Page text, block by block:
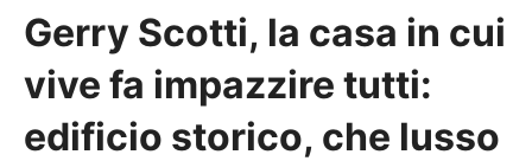
Gerry Scotti, la casa in cui
vive fa impazzire tutti:
edificio storico, che lusso